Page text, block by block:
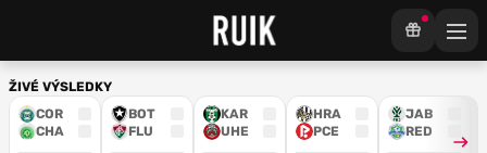
ŽIVÉ VÝSLEDKY
COR
CHA
BOT
FLU
KAR
UHE
HRA
PCE
JAB
RED